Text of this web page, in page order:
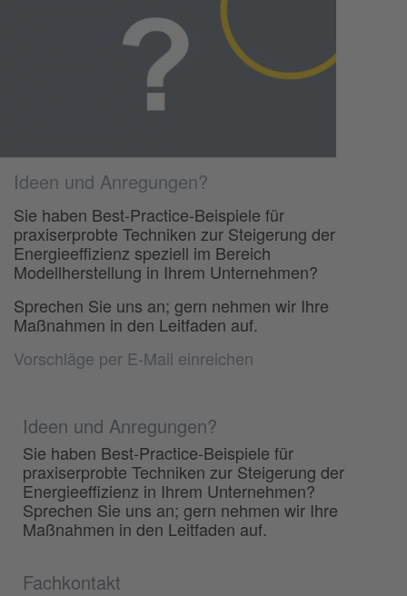
Ideen und Anregungen?
Sie haben Best-Practice-Beispiele für
praxiserprobte Techniken zur Steigerung der
Energieeffizienz in Ihrem Unternehmen?
Sprechen Sie uns an; gern nehmen wir Ihre
Maßnahmen in den Leitfaden auf.
Fachkontakt
Ideen und Anregungen?
Sie haben Best-Practice-Beispiele für
praxiserprobte Techniken zur Steigerung der
Energieeffizienz speziell im Bereich
Modellherstellung in Ihrem Unternehmen?
Sprechen Sie uns an; gern nehmen wir Ihre
Maßnahmen in den Leitfaden auf.
Vorschläge per E-Mail einreichen